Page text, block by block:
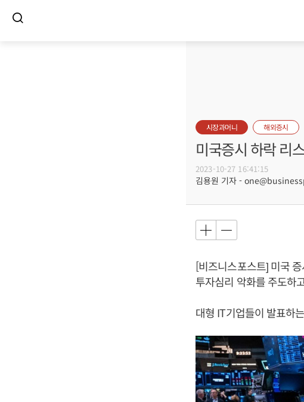
시장과머니 해외증시
미국증시 하락 리
2023-10-27 16:41:15
김용원 기자 -
[비즈니스포스트] 미국
투자심리 악화를 주도하
대형 IT기업들이 발표하